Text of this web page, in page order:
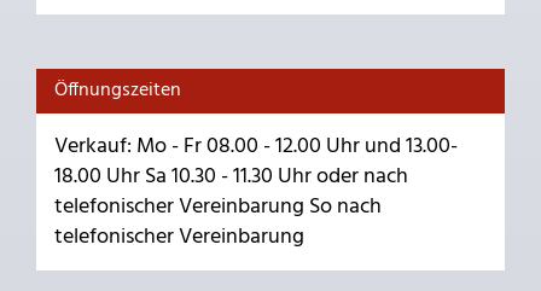
Öffnungszeiten
Verkauf: Mo - Fr 08.00 - 12.00 Uhr und 13.00-
18.00 Uhr Sa 10.30 - 11.30 Uhr oder nach
telefonischer Vereinbarung So nach
telefonischer Vereinbarung